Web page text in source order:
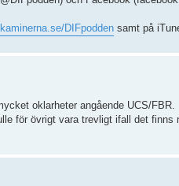
DIFpodden samt på
oklarheter angående UCS/FBR.
för övrigt vara trevligt ifall det finns